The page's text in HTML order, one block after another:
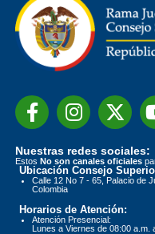
Nuestras redes sociales:
Estos No son canales oficiales
Ubicación Consejo
Calle 12 No 7 - 65, Palacio de
Colombia
Horarios de Atención:
Atención Presencial:
Lunes a Viernes de 08:00 a.m.